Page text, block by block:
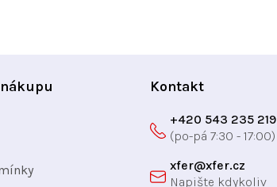
Kontakt
xfer@xfer.cz
+420 543 235 219